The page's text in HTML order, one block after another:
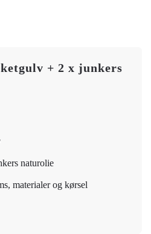
+ 2 x junkers
naturolie
materialer og kørsel